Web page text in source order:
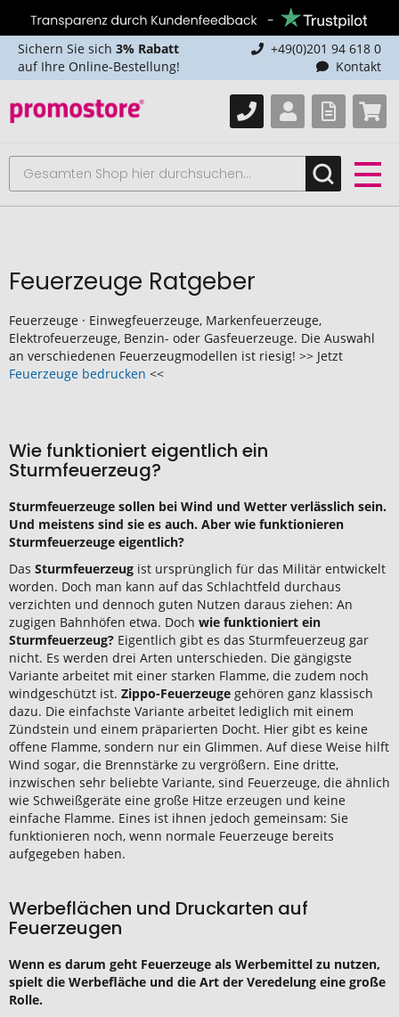
Sichern Sie sich 3% Rabatt
auf Ihre Online-Bestellung!
+49(0)201 94 618 0
Kontakt
Feuerzeuge Ratgeber
Feuerzeuge · Einwegfeuerzeuge, Markenfeuerzeuge,
Elektrofeuerzeuge, Benzin- oder Gasfeuerzeuge. Die Auswahl
an verschiedenen Feuerzeugmodellen ist riesig! >> Jetzt
Feuerzeuge bedrucken <<
Wie funktioniert eigentlich ein
Sturmfeuerzeug?
Sturmfeuerzeuge sollen bei Wind und Wetter verlässlich sein.
Und meistens sind sie es auch. Aber wie funktionieren
Sturmfeuerzeuge eigentlich?
Das Sturmfeuerzeug ist ursprünglich für das Militär entwickelt
worden. Doch man kann auf das Schlachtfeld durchaus
verzichten und dennoch guten Nutzen daraus ziehen: An
zugigen Bahnhöfen etwa. Doch wie funktioniert ein
Sturmfeuerzeug? Eigentlich gibt es das Sturmfeuerzeug gar
nicht. Es werden drei Arten unterschieden. Die gängigste
Variante arbeitet mit einer starken Flamme, die zudem noch
windgeschützt ist. Zippo-Feuerzeuge gehören ganz klassisch
dazu. Die einfachste Variante arbeitet lediglich mit einem
Zündstein und einem präparierten Docht. Hier gibt es keine
offene Flamme, sondern nur ein Glimmen. Auf diese Weise hilft
Wind sogar, die Brennstärke zu vergrößern. Eine dritte,
inzwischen sehr beliebte Variante, sind Feuerzeuge, die ähnlich
wie Schweißgeräte eine große Hitze erzeugen und keine
einfache Flamme. Eines ist ihnen jedoch gemeinsam: Sie
funktionieren noch, wenn normale Feuerzeuge bereits
aufgegeben haben.
Werbeflächen und Druckarten auf
Feuerzeugen
Wenn es darum geht Feuerzeuge als Werbemittel zu nutzen,
spielt die Werbefläche und die Art der Veredelung eine große
Rolle.